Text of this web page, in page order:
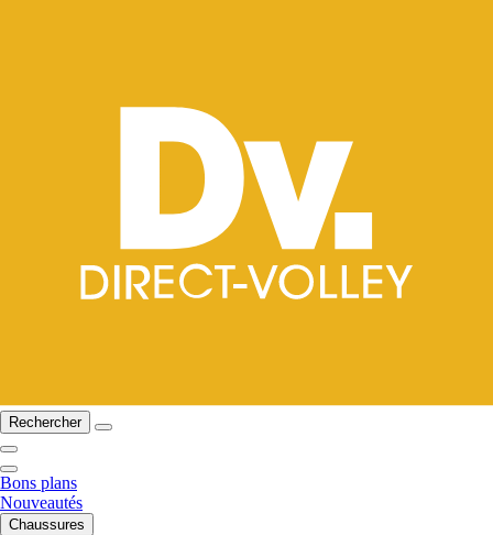
Rechercher
Bons plans
Nouveautés
Chaussures